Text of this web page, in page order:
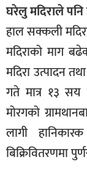
घरेलु मदिराले पनि
हाल सक्कली
मदिराको माग
मदिरा उत्पादन
गते मात्र १३ सय
मोरगको
लागी
बिक्रिवितरणमा